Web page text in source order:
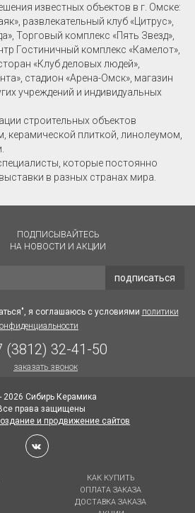
известных объектов в г. Омске:
развлекательный клуб «Цитрус»,
Торговый комплекс «Пять Звезд»,
Гостиничный комплекс «Камелот»,
«Клуб деловых людей»,
стадион «Арена-Омск», магазин
учреждений и индивидуальных
строительных объектов
керамической плиткой, линолеумом,
которые постоянно
в разных странах мира.
ПОДПИСЫВАЙТЕСЬ
НА НОВОСТИ И АКЦИИ
подписаться
я соглашаюсь с условиями политики
(3812) 32-41-50
заказать звонок
2026 Сибирь Керамика
права защищены
и продвижение сайтов
КАК КУПИТЬ
ОПЛАТА ЗАКАЗА
ДОСТАВКА ЗАКАЗА